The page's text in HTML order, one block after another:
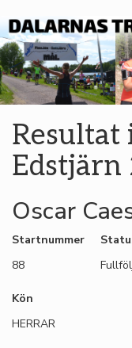
Resultat
Edstjärn
Oscar
Startnummer
88
Kön
HERRAR